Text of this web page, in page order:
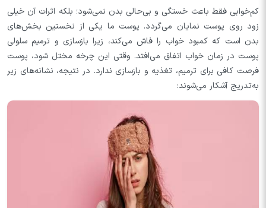
کم‌خوابی فقط باعث خستگی و بی‌حالی بدن نمی‌شود؛ بلکه اثرات آن خیلی
زود روی پوست نمایان می‌گردد. پوست ما یکی از نخستین بخش‌های
بدن است که کمبود خواب را فاش می‌کند، زیرا بازسازی و ترمیم سلولی
پوست در زمان خواب اتفاق می‌افتد. وقتی این چرخه مختل شود، پوست
فرصت کافی برای ترمیم، تغذیه و بازسازی ندارد. در نتیجه، نشانه‌های زیر
به‌تدریج آشکار می‌شوند: